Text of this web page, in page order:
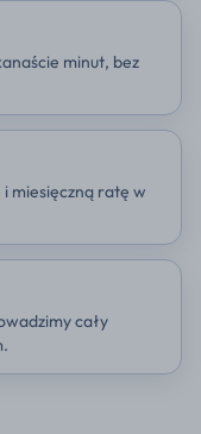
minut, bez
miesięczną ratę w
cały